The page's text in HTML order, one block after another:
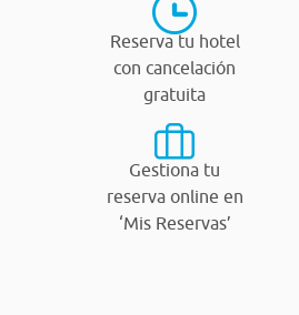
Reserva tu hotel
con cancelación
gratuita
Gestiona tu
reserva online en
‘Mis Reservas’